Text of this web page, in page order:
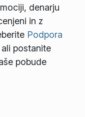
denarju
in z
Podpora
postanite
pobude